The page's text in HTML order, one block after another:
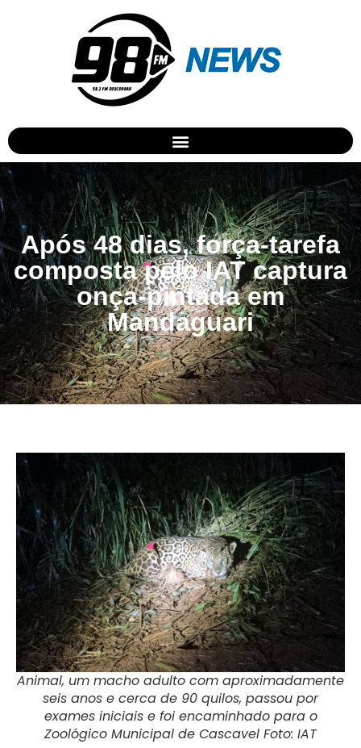
Após 48 dias, força-tarefa
composta pelo IAT captura
onça-pintada em
Mandaguari
Animal, um macho adulto com aproximadamente
seis anos e cerca de 90 quilos, passou por
exames iniciais e foi encaminhado para o
Zoológico Municipal de Cascavel Foto: IAT